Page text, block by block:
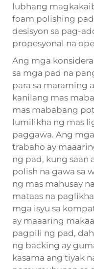
lubhang
foam polishing
desisyon sa pag-
propesyonal na
Ang mga
sa mga pad na
para sa maraming
kanilang mas
mas mababang
lumilikha ng mas
paggawa. Ang
trabaho ay
ng pad, kung saan
polish na gawa sa
ng mas mahusay
mataas na
mga isyu sa
ay maaaring
pagpili ng pad,
ng backing ay
kasama ang tiyak